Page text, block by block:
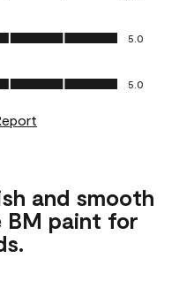
5.0
5.0
and smooth
BM paint for